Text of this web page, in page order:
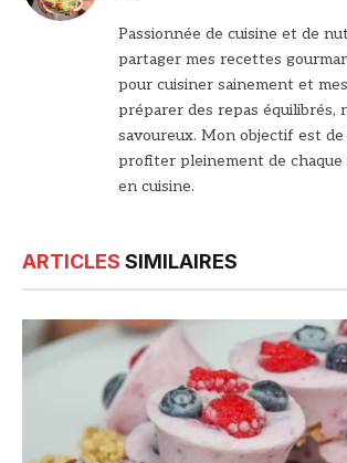
Passionnée de cuisine et de
partager mes recettes
pour cuisiner sainement et
préparer des repas équilibrés,
savoureux. Mon objectif est de
profiter pleinement de chaque
en cuisine.
ARTICLES SIMILAIRES
© DR